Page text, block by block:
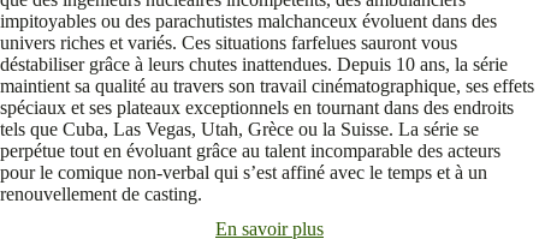
impitoyables ou des parachutistes malchanceux évoluent dans des
univers riches et variés. Ces situations farfelues sauront vous
déstabiliser grâce à leurs chutes inattendues. Depuis 10 ans, la série
maintient sa qualité au travers son travail cinématographique, ses effets
spéciaux et ses plateaux exceptionnels en tournant dans des endroits
tels que Cuba, Las Vegas, Utah, Grèce ou la Suisse. La série se
perpétue tout en évoluant grâce au talent incomparable des acteurs
pour le comique non-verbal qui s’est affiné avec le temps et à un
renouvellement de casting.
En savoir plus